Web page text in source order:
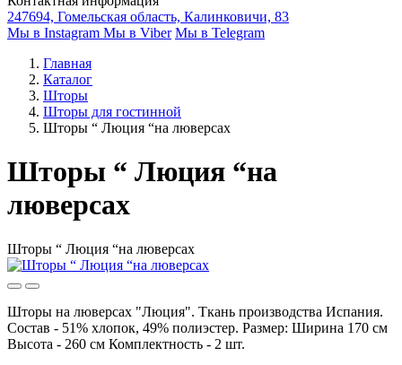
247694, Гомельская область, Калинковичи, 83
Мы в Instagram Мы в Viber Мы в Telegram
Главная
Каталог
Шторы
Шторы для гостинной
Шторы “ Люция “на люверсах
Шторы “ Люция “на
люверсах
Шторы “ Люция “на люверсах
Шторы на люверсах "Люция". Ткань производства Испания.
Состав - 51% хлопок, 49% полиэстер. Размер: Ширина 170 см
Высота - 260 см Комплектность - 2 шт.